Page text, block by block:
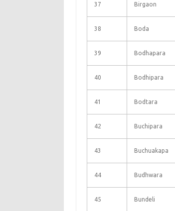
37 Birgaon
38 Boda
39 Bodhapara
40 Bodhipara
41 Bodtara
42 Buchipara
43 Buchuakapa
44 Budhwara
45 Bundeli